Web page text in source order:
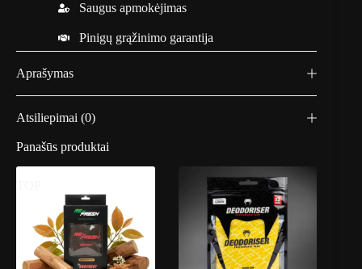
Saugus apmokėjimas
Pinigų grąžinimo garantija
Aprašymas
Atsiliepimai (0)
Panašūs produktai